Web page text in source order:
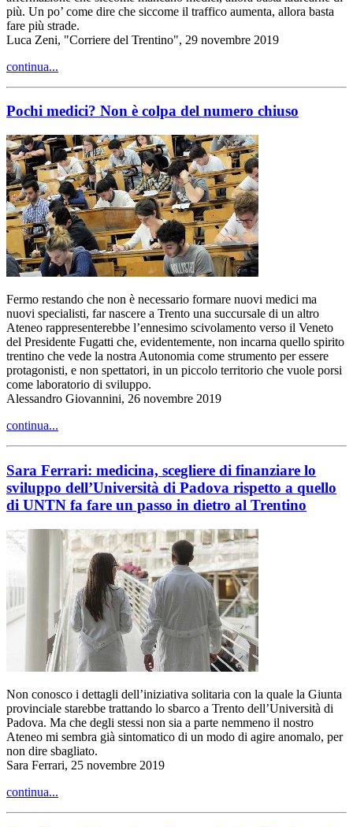
più. Un po’ come dire che siccome il traffico aumenta, allora basta
fare più strade.
Luca Zeni, "Corriere del Trentino", 29 novembre 2019
continua...
Pochi medici? Non è colpa del numero chiuso
Fermo restando che non è necessario formare nuovi medici ma
nuovi specialisti, far nascere a Trento una succursale di un altro
Ateneo rappresenterebbe l’ennesimo scivolamento verso il Veneto
del Presidente Fugatti che, evidentemente, non incarna quello spirito
trentino che vede la nostra Autonomia come strumento per essere
protagonisti, e non spettatori, in un piccolo territorio che vuole porsi
come laboratorio di sviluppo.
Alessandro Giovannini, 26 novembre 2019
continua...
Sara Ferrari: medicina, scegliere di finanziare lo
sviluppo dell’Università di Padova rispetto a quello
di UNTN fa fare un passo in dietro al Trentino
Non conosco i dettagli dell’iniziativa solitaria con la quale la Giunta
provinciale starebbe trattando lo sbarco a Trento dell’Università di
Padova. Ma che degli stessi non sia a parte nemmeno il nostro
Ateneo mi sembra già sintomatico di un modo di agire anomalo, per
non dire sbagliato.
Sara Ferrari, 25 novembre 2019
continua...